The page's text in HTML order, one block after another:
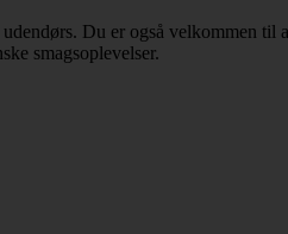
Du er også velkommen
smagsoplevelser.